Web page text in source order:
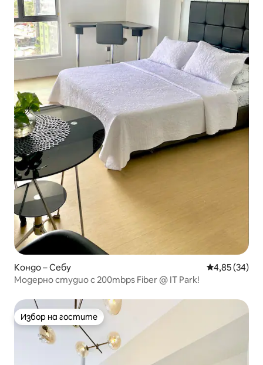
Кондо – Себу Средна
4,85 (34)
Модерно студио с 200mbps Fiber @ IT Park!
Избор на гостите
Избор на гостите